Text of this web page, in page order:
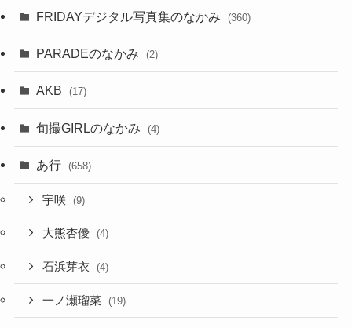
FRIDAYデジタル写真集のなかみ (360)
PARADEのなかみ (2)
AKB (17)
旬撮GIRLのなかみ (4)
あ行 (658)
宇咲 (9)
大熊杏優 (4)
石浜芽衣 (4)
一ノ瀬瑠菜 (19)